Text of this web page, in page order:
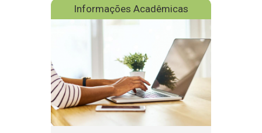
Informações Acadêmicas